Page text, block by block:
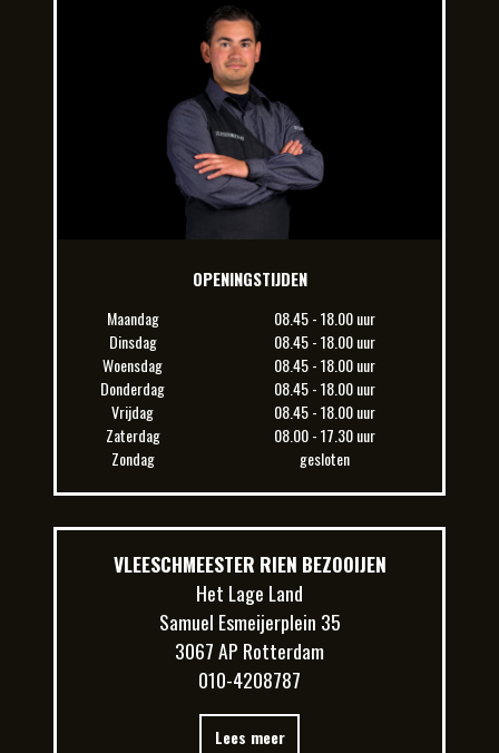
OPENINGSTIJDEN
Maandag
08.45 - 18.00 uur
Dinsdag
08.45 - 18.00 uur
Woensdag
08.45 - 18.00 uur
Donderdag
08.45 - 18.00 uur
Vrijdag
08.45 - 18.00 uur
Zaterdag
08.00 - 17.30 uur
Zondag
gesloten
VLEESCHMEESTER RIEN BEZOOIJEN
Het Lage Land
Samuel Esmeijerplein 35
3067 AP Rotterdam
010-4208787
Lees meer